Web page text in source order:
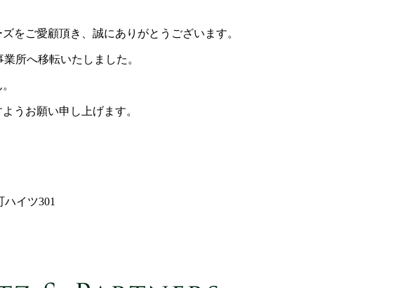
をご愛顧頂き、誠にありがとうございます。
所へ移転いたしました。
うお願い申し上げます。
イツ301